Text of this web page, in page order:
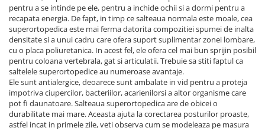
pentru a se intinde pe ele, pentru a inchide ochii si a dormi pentru a
recapata energia. De fapt, in timp ce salteaua normala este moale, cea
superortopedica este mai ferma datorita compozitiei spumei de inalta
densitate si a unui cadru care ofera suport suplimentar zonei lombare,
cu o placa poliuretanica. In acest fel, ele ofera cel mai bun sprijin posibil
pentru coloana vertebrala, gat si articulatii. Trebuie sa stiti faptul ca
saltelele superortopedice au numeroase avantaje.
Ele sunt antialergice, deoarece sunt ambalate in vid pentru a proteja
impotriva ciupercilor, bacteriilor, acarienilorsi a altor organisme care
pot fi daunatoare. Salteaua superortopedica are de obicei o
durabilitate mai mare. Aceasta ajuta la corectarea posturilor proaste,
astfel incat in primele zile, veti observa cum se modeleaza pe masura